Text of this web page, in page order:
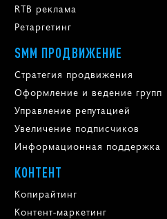
RTB реклама
Ретаргетинг
SMM ПРОДВИЖЕНИЕ
Стратегия продвижения
Оформление и ведение групп
Управление репутацией
Увеличение подписчиков
Информационная поддержка
КОНТЕНТ
Копирайтинг
Контент-маркетинг